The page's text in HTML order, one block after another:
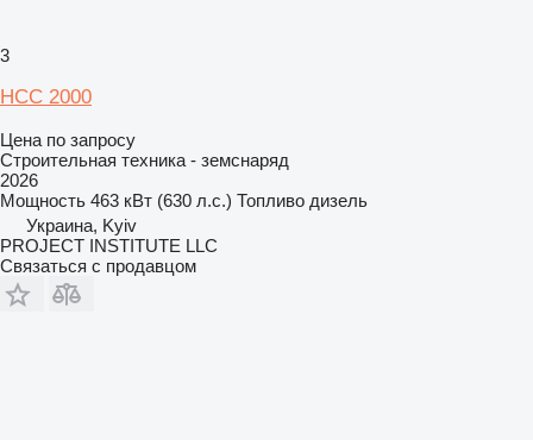
3
НСС 2000
Цена по запросу
Строительная техника - земснаряд
2026
Мощность 463 кВт (630 л.с.) Топливо дизель
Украина, Kyiv
PROJECT INSTITUTE LLC
Связаться с продавцом